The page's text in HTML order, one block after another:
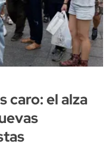
caro: el alza